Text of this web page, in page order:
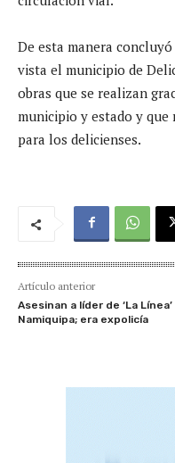
De esta manera
vista el municipio de
obras que se realizan
municipio y estado y
para los delicienses.
Artículo anterior
Asesinan a líder de ‘La Línea’
Namiquipa; era expolicía